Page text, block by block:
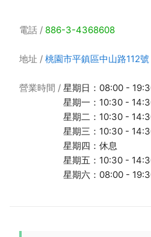
電話 886-3-4368608
地址 桃園市平鎮區中山路112號
營業時間
星期日：08:00 -
星期一：10:30 -
星期二：10:30 -
星期三：10:30 -
星期四：休息
星期五：10:30 -
星期六：08:00 -